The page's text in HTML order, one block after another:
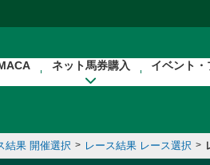
ネット馬券購入 イベント
結果 開催選択 > レース結果 レース選択 >